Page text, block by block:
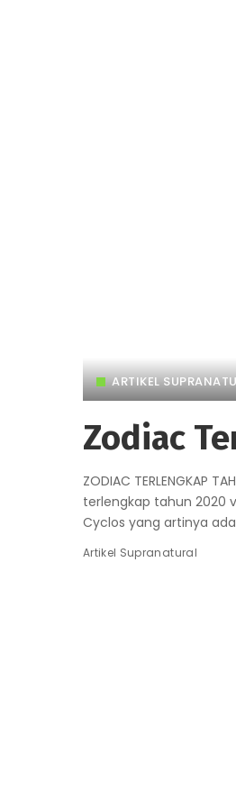
ARTIKEL
Zodiac
ZODIAC TERLENGKAP
terlengkap tahun 2020
Cyclos yang artinya
Artikel Supranatural